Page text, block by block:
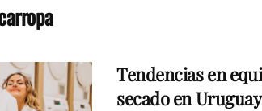
Tendencias en
secado en Uruguay